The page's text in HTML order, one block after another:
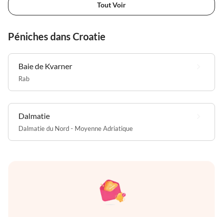
Tout Voir
Péniches dans Croatie
Baie de Kvarner
Rab
Dalmatie
Dalmatie du Nord - Moyenne Adriatique